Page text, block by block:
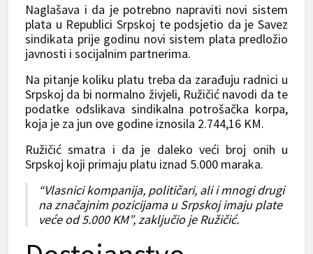
Naglašava i da je potrebno napraviti novi sistem
plata u Republici Srpskoj te podsjetio da je Savez
sindikata prije godinu novi sistem plata predložio
javnosti i socijalnim partnerima.
Na pitanje koliku platu treba da zarađuju radnici u
Srpskoj da bi normalno živjeli, Ružičić navodi da te
podatke odslikava sindikalna potrošačka korpa,
koja je za jun ove godine iznosila 2.744,16 KM.
Ružičić smatra i da je daleko veći broj onih u
Srpskoj koji primaju platu iznad 5.000 maraka.
“Vlasnici kompanija, političari, ali i mnogi drugi
na značajnim pozicijama u Srpskoj imaju plate
veće od 5.000 KM”, zaključio je Ružičić.